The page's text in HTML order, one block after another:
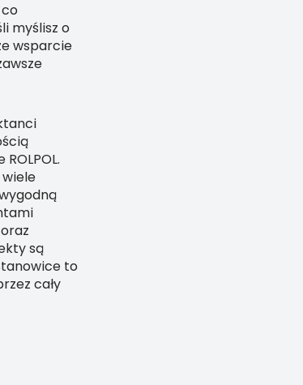
myślisz o
wsparcie
są
to
cały